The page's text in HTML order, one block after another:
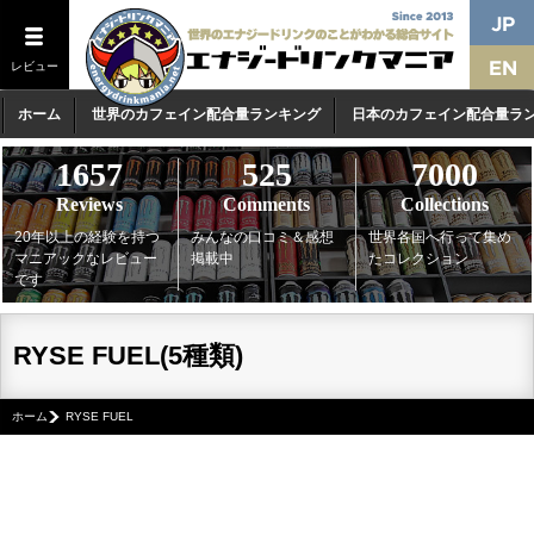
レビュー
ホーム 世界のカフェイン配合量ランキング 日本のカフェイン配合量ラ
1657
Reviews
20年以上の経験を持つ
マニアックなレビュー
です
525
Comments
みんなの口コミ＆感想
掲載中
7000
Collections
世界各国へ行って集め
たコレクション
RYSE FUEL(5種類)
ホーム RYSE FUEL